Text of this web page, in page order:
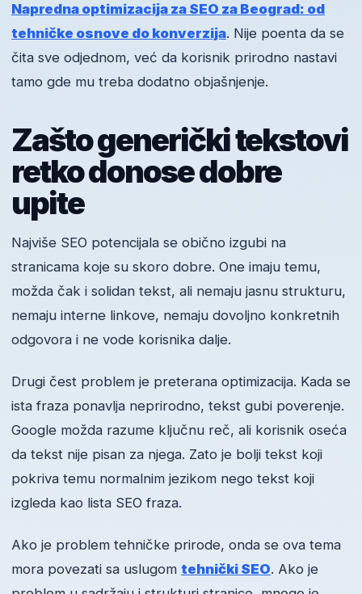
Napredna optimizacija za SEO za Beograd: od
tehničke osnove do konverzija. Nije poenta da se
čita sve odjednom, već da korisnik prirodno nastavi
tamo gde mu treba dodatno objašnjenje.
Zašto generički tekstovi
retko donose dobre
upite
Najviše SEO potencijala se obično izgubi na
stranicama koje su skoro dobre. One imaju temu,
možda čak i solidan tekst, ali nemaju jasnu strukturu,
nemaju interne linkove, nemaju dovoljno konkretnih
odgovora i ne vode korisnika dalje.
Drugi čest problem je preterana optimizacija. Kada se
ista fraza ponavlja neprirodno, tekst gubi poverenje.
Google možda razume ključnu reč, ali korisnik oseća
da tekst nije pisan za njega. Zato je bolji tekst koji
pokriva temu normalnim jezikom nego tekst koji
izgleda kao lista SEO fraza.
Ako je problem tehničke prirode, onda se ova tema
mora povezati sa uslugom tehnički SEO. Ako je